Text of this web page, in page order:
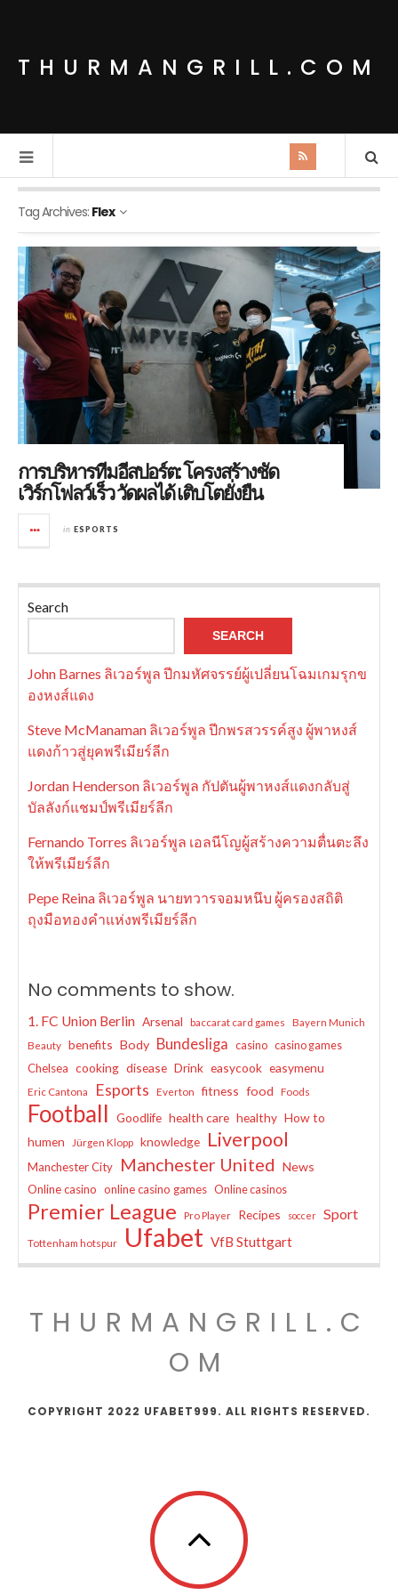
THURMANGRILL.COM
Tag Archives: Flex
การบริหารทีมอีสปอร์ต: โครงสร้างชัด
เวิร์กโฟลว์เร็ว วัดผลได้ เติบโตยั่งยืน
in ESPORTS
Search
SEARCH
John Barnes ลิเวอร์พูล ปีกมหัศจรรย์ผู้เปลี่ยนโฉมเกมรุกข
องหงส์แดง
Steve McManaman ลิเวอร์พูล ปีกพรสวรรค์สูง ผู้พาหงส์
แดงก้าวสู่ยุคพรีเมียร์ลีก
Jordan Henderson ลิเวอร์พูล กัปตันผู้พาหงส์แดงกลับสู่
บัลลังก์แชมป์พรีเมียร์ลีก
Fernando Torres ลิเวอร์พูล เอลนีโญผู้สร้างความตื่นตะลึง
ให้พรีเมียร์ลีก
Pepe Reina ลิเวอร์พูล นายทวารจอมหนึบ ผู้ครองสถิติ
ถุงมือทองคำแห่งพรีเมียร์ลีก
No comments to show.
1. FC Union Berlin Arsenal baccarat card games
Bayern Munich
Beauty
benefits Body Bundesliga casino casino games
Chelsea cooking disease Drink easycook easymenu
Eric Cantona Esports Everton fitness food Foods
Football Goodlife health care healthy How to
humen
Jürgen Klopp knowledge Liverpool
Manchester City Manchester United News
Online casino online casino games Online casinos
Premier League Pro Player Recipes soccer Sport
Tottenham hotspur Ufabet VfB Stuttgart
THURMANGRILL.C
OM
COPYRIGHT 2022 UFABET999. ALL RIGHTS RESERVED.